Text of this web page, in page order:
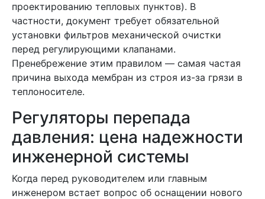
проектированию тепловых пунктов). В
частности, документ требует обязательной
установки фильтров механической очистки
перед регулирующими клапанами.
Пренебрежение этим правилом — самая частая
причина выхода мембран из строя из-за грязи в
теплоносителе.
Регуляторы перепада
давления: цена надежности
инженерной системы
Когда перед руководителем или главным
инженером встает вопрос об оснащении нового